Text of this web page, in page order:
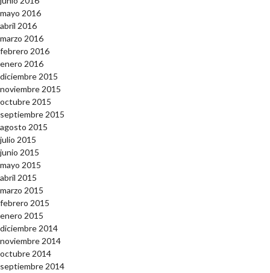
mayo 2016
abril 2016
marzo 2016
febrero 2016
enero 2016
diciembre 2015
noviembre 2015
octubre 2015
septiembre 2015
agosto 2015
julio 2015
junio 2015
mayo 2015
abril 2015
marzo 2015
febrero 2015
enero 2015
diciembre 2014
noviembre 2014
octubre 2014
septiembre 2014